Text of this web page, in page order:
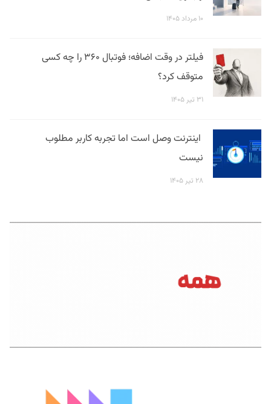
۱۰ مرداد ۱۴۰۵
فیلتر در وقت اضافه؛ فوتبال ۳۶۰ را چه کسی
متوقف کرد؟
۳۱ تیر ۱۴۰۵
اینترنت وصل است اما تجربه کاربر مطلوب
نیست
۲۸ تیر ۱۴۰۵